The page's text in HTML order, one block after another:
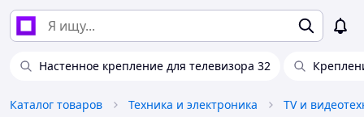
Настенное крепление для телевизора 32
Каталог товаров Техника и электроника TV и